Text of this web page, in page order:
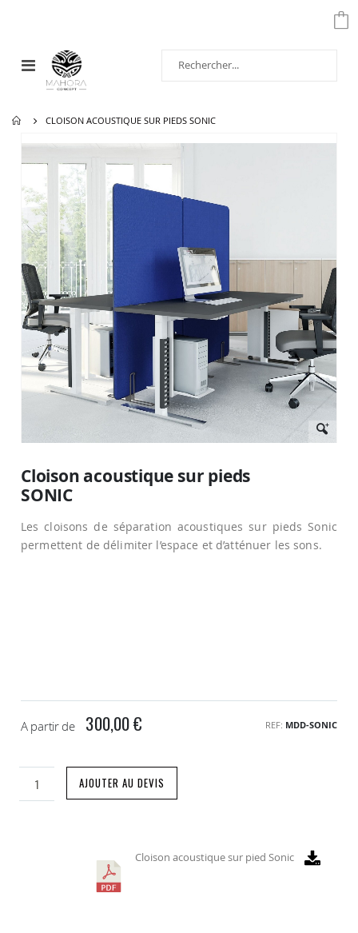
Affichage
navigation
CLOISON ACOUSTIQUE SUR PIEDS SONIC
la
de
la
galerie
d’images
début
de
Galerie
d’images
Cloison acoustique sur pieds
SONIC
Les cloisons de séparation acoustiques sur pieds Sonic
permettent de délimiter l’espace et d’atténuer les sons.
A partir de 300,00 € REF MDD-SONIC
AJOUTER AU DEVIS
Cloison acoustique sur pied Sonic